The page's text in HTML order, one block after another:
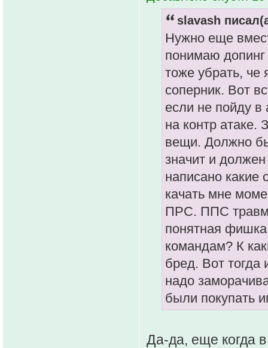
slavash
Нужно еще
понимаю
тоже убрать, че
соперник. Вот
если не пойду в
на контр атаке.
вещи. Должно
значит и
написано какие
качать мне
ПРС. ППС
понятная
командам? К
бред. Вот тогда
надо
были покупать
Да-да, еще когда